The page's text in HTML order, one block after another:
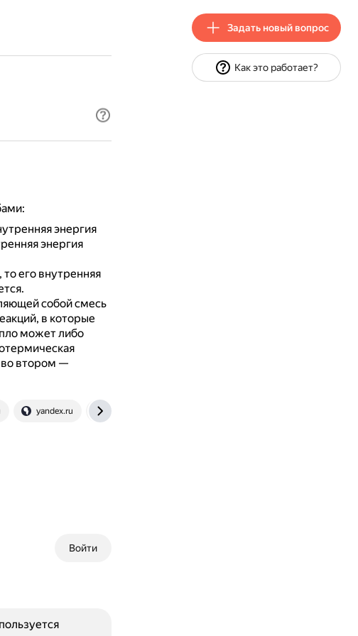
энергия
энергия
его внутренняя
собой смесь
в которые
может либо
во втором —
yandex.ru
Войти
Задать новый вопрос
Как это работает?